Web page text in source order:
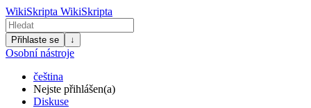
WikiSkripta WikiSkripta
Přihlaste se ↓
Osobní nástroje
čeština
Nejste přihlášen(a)
Diskuse